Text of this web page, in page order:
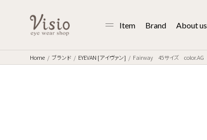
Item Brand About us
Home ブランド EYEVAN [アイヴァン] Fairway 45サイズ color.AG